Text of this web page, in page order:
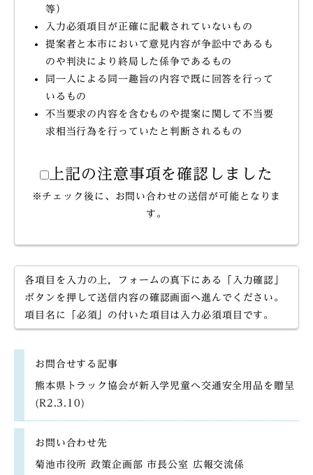
等）
入力必須項目が正確に記載されていないもの
提案者と本市において意見内容が争訟中であるも
のや判決により終局した係争であるもの
同一人による同一趣旨の内容で既に回答を行って
いるもの
不当要求の内容を含むものや提案に関して不当要
求相当行為を行っていたと判断されるもの
上記の注意事項を確認しました
※チェック後に、お問い合わせの送信が可能となりま
す。
各項目を入力の上，フォームの真下にある「入力確認」
ボタンを押して送信内容の確認画面へ進んでください。
項目名に「必須」の付いた項目は入力必須項目です。
お問合せする記事
熊本県トラック協会が新入学児童へ交通安全用品を贈呈
(R2.3.10)
お問い合わせ先
菊池市役所 政策企画部 市長公室 広報交流係